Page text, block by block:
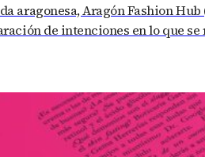
aragonesa, Aragón Fashion
de intenciones en lo que